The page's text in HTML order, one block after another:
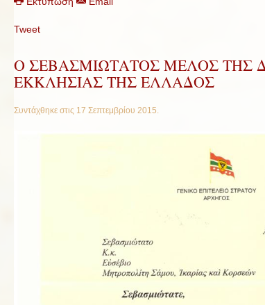
Tweet
Ο ΣΕΒΑΣΜΙΩΤΑΤΟΣ ΜΕΛΟΣ ΤΗΣ
ΕΚΚΛΗΣΙΑΣ ΤΗΣ ΕΛΛΑΔΟΣ
Συντάχθηκε στις 17 Σεπτεμβρίου 2015.